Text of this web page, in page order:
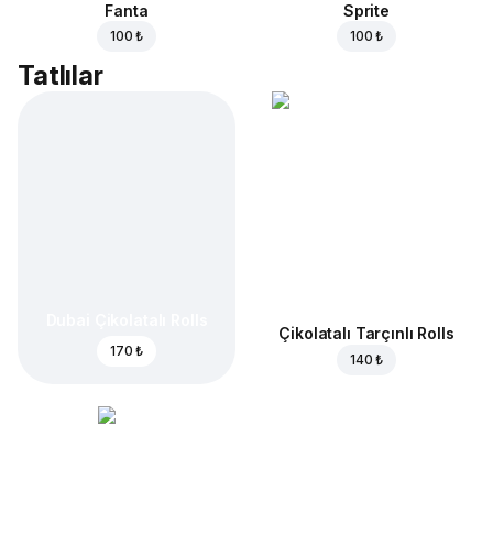
Fanta
100 ₺
Sprite
100 ₺
Tatlılar
170 ₺
Çikolatalı Tarçınlı Rolls
140 ₺